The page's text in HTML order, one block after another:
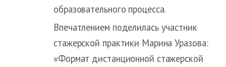
образовательного процесса.
Впечатлением поделилась участник
стажерской практики Марина Уразова:
«Формат дистанционной стажерской